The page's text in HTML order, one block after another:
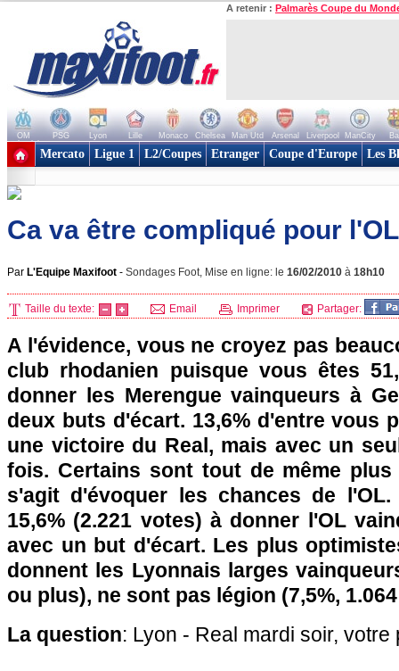
A retenir : Palmarès Coupe du
OM PSG Lyon Lille Monaco Chelsea Man Utd Arsenal Liverpool ManCity
+ de clubs
Mercato Ligue 1 L2/Coupes Etranger Coupe d'Europe Les
Ca va être compliqué pour
Par L'Equipe Maxifoot - Sondages Foot, Mise en ligne: le 16/02/2010 à 18h10
Taille du texte: Email Imprimer Partager:
A l'évidence, vous ne croyez pas
club rhodanien puisque vous êtes
donner les Merengue vainqueurs à
deux buts d'écart. 13,6% d'entre vous
une victoire du Real, mais avec un
fois. Certains sont tout de même
s'agit d'évoquer les chances de
15,6% (2.221 votes) à donner l'OL
avec un but d'écart. Les plus
donnent les Lyonnais larges
ou plus), ne sont pas légion (7,5%,
La question: Lyon - Real mardi soir, votre